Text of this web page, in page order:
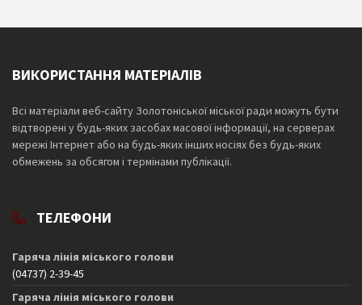
ВИКОРИСТАННЯ МАТЕРІАЛІВ
Всі матеріали веб-сайту Золотоніської міської ради можуть бути
відтворені у будь-яких засобах масової інформації, на серверах
мережі Інтернет або на будь-яких інших носіях без будь-яких
обмежень за обсягом і термінами публікації.
ТЕЛЕФОНИ
Гаряча лінія міського голови
(04737) 2-39-45
Гаряча лінія міського голови